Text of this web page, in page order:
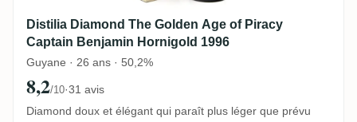
Distilia Diamond The Golden Age of Piracy
Captain Benjamin Hornigold 1996
Guyane · 26 ans · 50,2%
8,2/10·31 avis
Diamond doux et élégant qui paraît plus léger que prévu